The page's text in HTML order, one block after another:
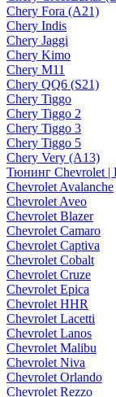
Chery Fora (A21)
Chery Indis
Chery Jaggi
Chery Kimo
Chery M11
Chery QQ6 (S21)
Chery Tiggo
Chery Tiggo 2
Chery Tiggo 3
Chery Tiggo 5
Chery Very (A13)
Тюнинг Chevrolet |
Chevrolet Avalanche
Chevrolet Aveo
Chevrolet Blazer
Chevrolet Camaro
Chevrolet Captiva
Chevrolet Cobalt
Chevrolet Cruze
Chevrolet Epica
Chevrolet HHR
Chevrolet Lacetti
Chevrolet Lanos
Chevrolet Malibu
Chevrolet Niva
Chevrolet Orlando
Chevrolet Rezzo